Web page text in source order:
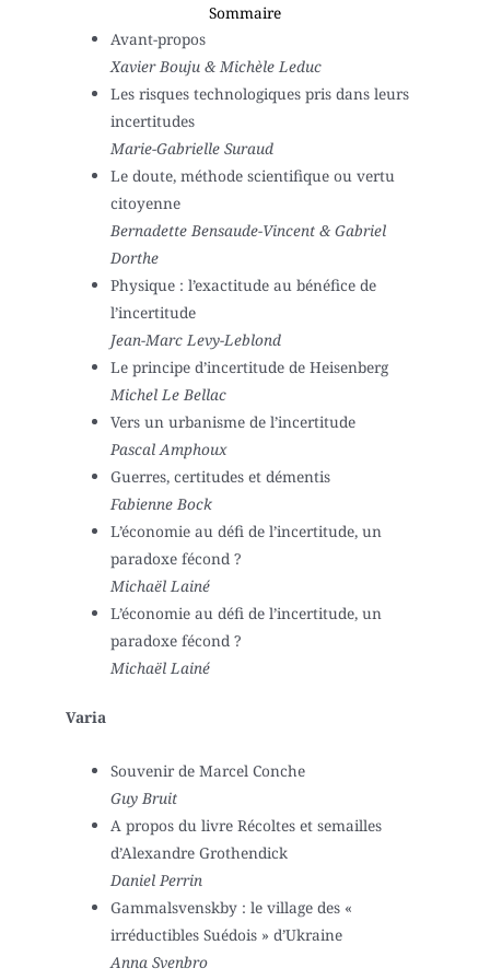
Sommaire
Avant-propos
Xavier Bouju & Michèle Leduc
Les risques technologiques pris dans leurs
incertitudes
Marie-Gabrielle Suraud
Le doute, méthode scientifique ou vertu
citoyenne
Bernadette Bensaude-Vincent & Gabriel
Dorthe
Physique : l’exactitude au bénéfice de
l’incertitude
Jean-Marc Levy-Leblond
Le principe d’incertitude de Heisenberg
Michel Le Bellac
Vers un urbanisme de l’incertitude
Pascal Amphoux
Guerres, certitudes et démentis
Fabienne Bock
L’économie au défi de l’incertitude, un
paradoxe fécond ?
Michaël Lainé
L’économie au défi de l’incertitude, un
paradoxe fécond ?
Michaël Lainé
Varia
Souvenir de Marcel Conche
Guy Bruit
A propos du livre Récoltes et semailles
d’Alexandre Grothendick
Daniel Perrin
Gammalsvenskby : le village des «
irréductibles Suédois » d’Ukraine
Anna Svenbro